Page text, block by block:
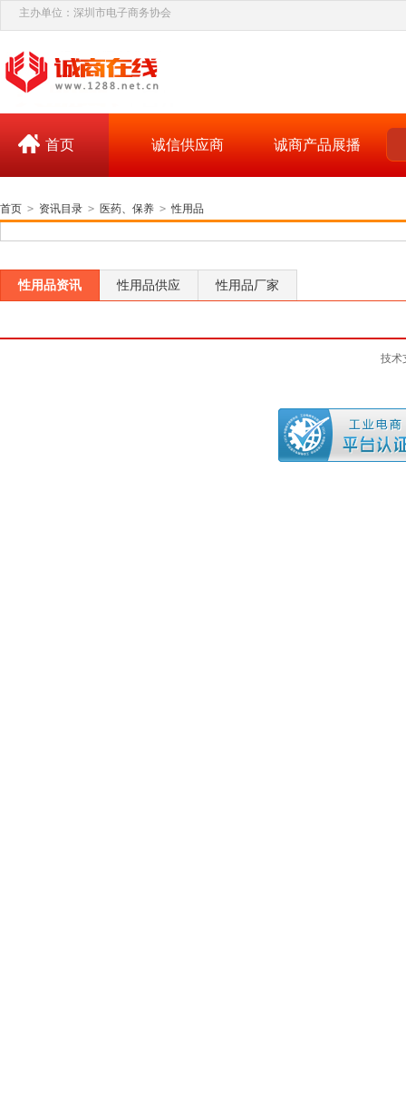
主办单位：深圳市电子商务协会
首页 诚信供应商 诚商产品展播
首页 > 资讯目录 > 医药、保养 > 性用品
性用品资讯 性用品供应 性用品厂家
技术